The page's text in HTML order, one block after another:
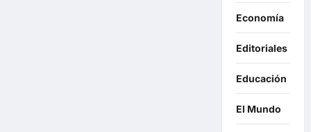
Economía
Editoriales
Educación
El Mundo